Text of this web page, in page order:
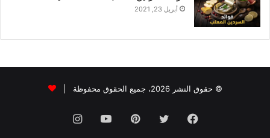
أبريل 23, 2021
© حقوق النشر 2026، جميع الحقوق محفوظة |
فيسبوك تويتر بينتيريستيوتيوبانستقرام